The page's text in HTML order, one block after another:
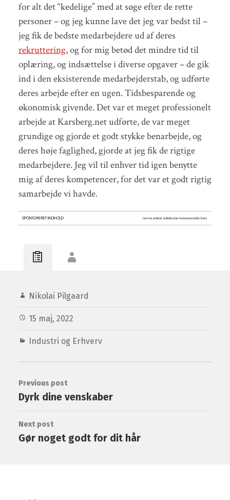
for alt det “kedelige” med at søge efter de rette
personer – og jeg kunne lave det jeg var bedst til –
jeg fik de bedste medarbejdere ud af deres
rekruttering, og for mig betød det mindre tid til
oplæring, og indsættelse i diverse opgaver – de gik
ind i den eksisterende medarbejderstab, og udførte
deres arbejde efter en ugen. Tidsbesparende og
økonomisk givende. Det var et meget professionelt
arbejde at Karsberg.net udførte, de var meget
grundige og gjorde et godt stykke benarbejde, og
deres høje faglighed, gjorde at jeg fik de rigtige
medarbejdere. Jeg vil til enhver tid igen benytte
mig af deres kompetencer, for det var et godt rigtig
samarbejde vi havde.
Nikolai Pilgaard
15 maj, 2022
Industri og Erhverv
Previous post
Dyrk dine venskaber
Next post
Gør noget godt for dit hår